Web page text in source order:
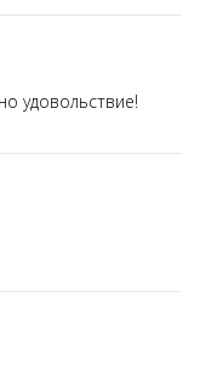
удовольствие!